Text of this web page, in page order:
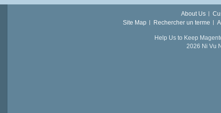
About Us
Site Map
Rechercher un terme
Help Us to Keep
2026 Ni Vu